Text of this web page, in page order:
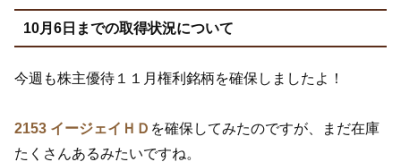
10月6日までの取得状況について
今週も株主優待１１月権利銘柄を確保しましたよ！
2153 イージェイＨＤ を確保してみたのですが、まだ在庫
たくさんあるみたいですね。